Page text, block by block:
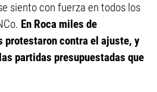
siento con fuerza en todos los
En Roca miles de
protestaron contra el ajuste, y
partidas presupuestadas que